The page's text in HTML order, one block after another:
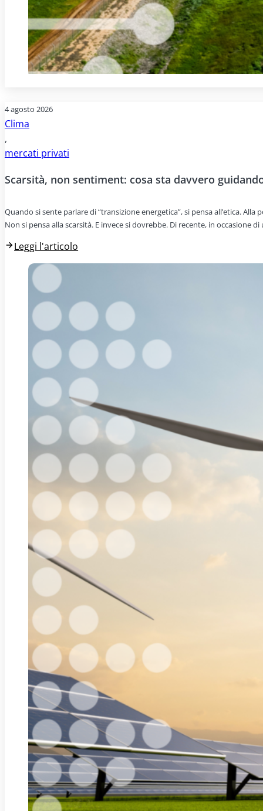
4 agosto 2026
Clima
,
mercati privati
Scarsità, non sentiment: cosa sta davvero
Quando si sente parlare di “transizione energetica”, si pensa all’etica.
Non si pensa alla scarsità. E invece si dovrebbe. Di recente, in
Leggi l'articolo